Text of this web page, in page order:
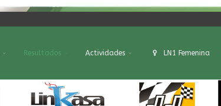
Resultados Actividades LN1 Femenina